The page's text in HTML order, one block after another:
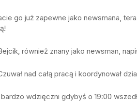
go już zapewne jako newsmana,
również znany jako newsman,
nad całą pracą i koordynował
wdzięczni gdybyś o 19:00